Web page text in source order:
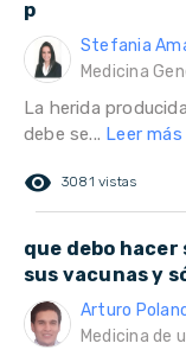
p
Stefania
Medicina
La herida
debe se... Leer más
remove_red_eye 3081 vistas
que debo hacer
sus vacunas y
Arturo
Medicina de